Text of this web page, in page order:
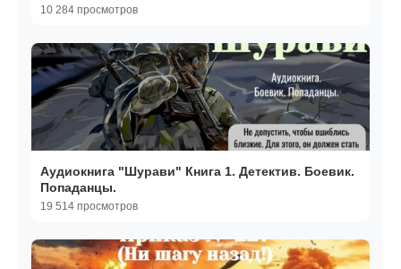
10 284 просмотров
Аудиокнига "Шурави" Книга 1. Детектив. Боевик.
Попаданцы.
19 514 просмотров